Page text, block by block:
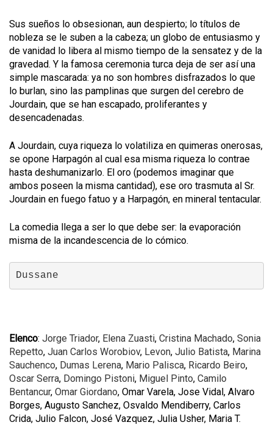
Sus sueños lo obsesionan, aun despierto; lo títulos de
nobleza se le suben a la cabeza; un globo de entusiasmo y
de vanidad lo libera al mismo tiempo de la sensatez y de la
gravedad. Y la famosa ceremonia turca deja de ser así una
simple mascarada: ya no son hombres disfrazados lo que
lo burlan, sino las pamplinas que surgen del cerebro de
Jourdain, que se han escapado, proliferantes y
desencadenadas.
A Jourdain, cuya riqueza lo volatiliza en quimeras onerosas,
se opone Harpagón al cual esa misma riqueza lo contrae
hasta deshumanizarlo. El oro (podemos imaginar que
ambos poseen la misma cantidad), ese oro trasmuta al Sr.
Jourdain en fuego fatuo y a Harpagón, en mineral tentacular.
La comedia llega a ser lo que debe ser: la evaporación
misma de la incandescencia de lo cómico.
Dussane
Elenco: Jorge Triador, Elena Zuasti, Cristina Machado, Sonia
Repetto, Juan Carlos Worobiov, Levon, Julio Batista, Marina
Sauchenco, Dumas Lerena, Mario Palisca, Ricardo Beiro,
Oscar Serra, Domingo Pistoni, Miguel Pinto, Camilo
Bentancur, Omar Giordano, Omar Varela, Jose Vidal, Alvaro
Borges, Augusto Sanchez, Osvaldo Mendiberry, Carlos
Crida, Julio Falcon, José Vazquez, Julia Usher, Maria T.